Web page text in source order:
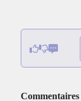
Commentaires